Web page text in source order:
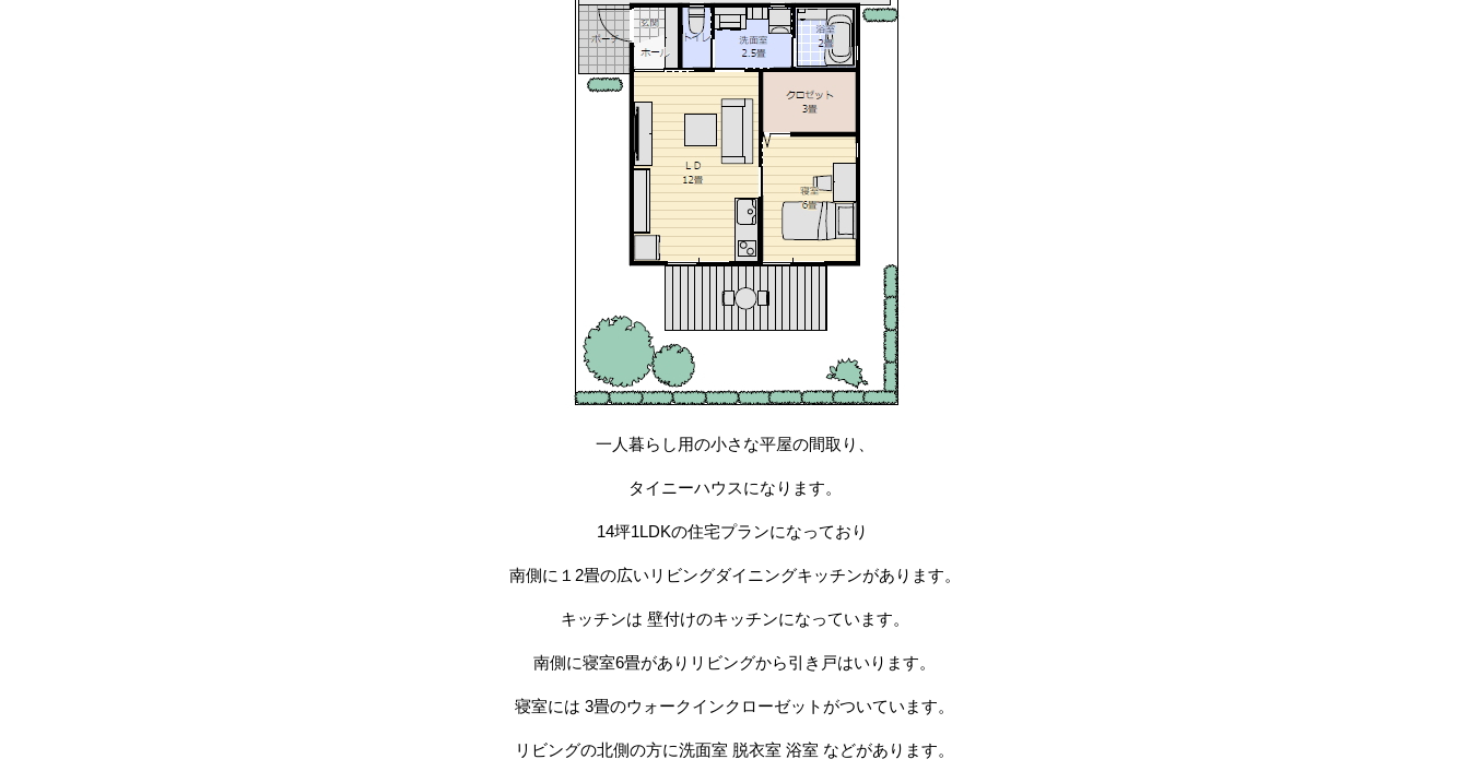
一人暮らし用の小さな平屋の間取り、
タイニーハウスになります。
14坪1LDKの住宅プランになっており
南側に１2畳の広いリビングダイニングキッチンがあります。
キッチンは 壁付けのキッチンになっています。
南側に寝室6畳がありリビングから引き戸はいります。
寝室には 3畳のウォークインクローゼットがついています。
リビングの北側の方に洗面室 脱衣室 浴室 などがあります。